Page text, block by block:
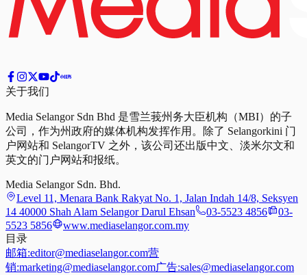
关于我们
Media Selangor Sdn Bhd 是雪兰莪州务大臣机构（MBI）的子
公司，作为州政府的媒体机构发挥作用。除了 Selangorkini 门
户网站和 SelangorTV 之外，该公司还出版中文、淡米尔文和
英文的门户网站和报纸。
Media Selangor Sdn. Bhd.
Level 11, Menara Bank Rakyat No. 1, Jalan Indah 14/8, Seksyen
14 40000 Shah Alam Selangor Darul Ehsan
03-5523 4856
03-
5523 5856
www.mediaselangor.com.my
目录
邮箱:editor@mediaselangor.com营
销:marketing@mediaselangor.com广告:sales@mediaselangor.com